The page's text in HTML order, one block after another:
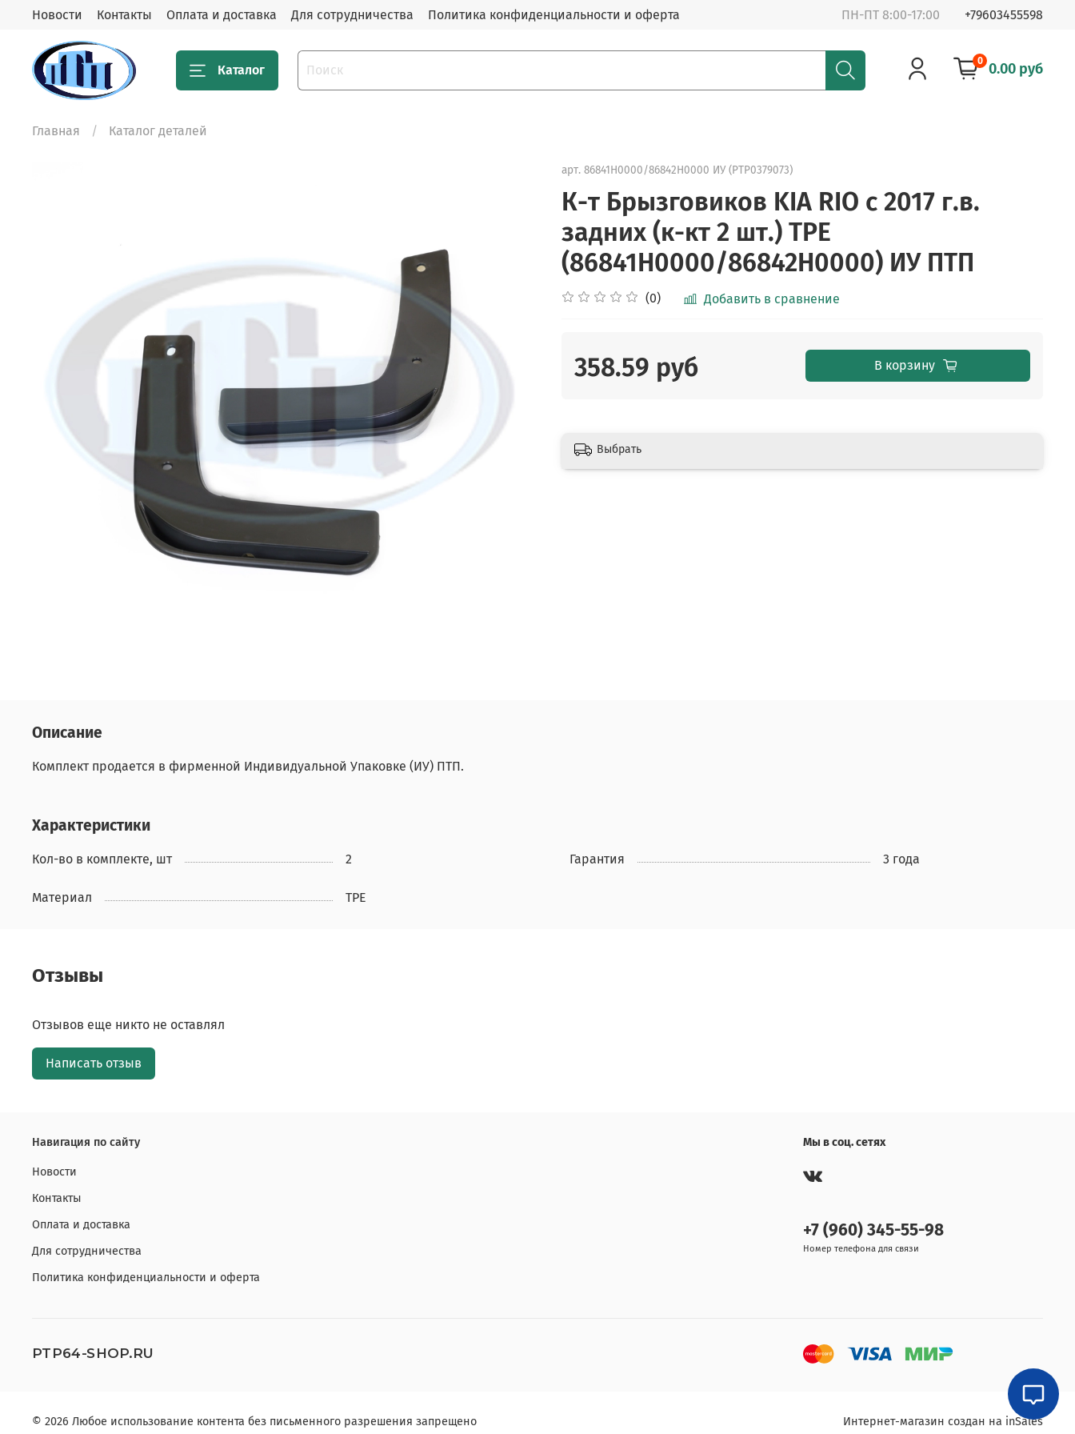
Новости Контакты Оплата и доставка Для сотрудничества Политика конфиденциальности и оферта ПН-ПТ 8:00-17:00 +79603455598
Каталог
0 0.00 руб
Главная Каталог деталей
арт. 86841H0000/86842H0000 ИУ (PTP0379073)
К-т Брызговиков KIA RIO c 2017 г.в.
задних (к-кт 2 шт.) TPE
(86841H0000/86842H0000) ИУ ПТП
(0) Добавить в сравнение
358.59 руб В корзину
Выбрать
Описание
Комплект продается в фирменной Индивидуальной Упаковке (ИУ) ПТП.
Характеристики
Кол-во в комплекте, шт 2 Гарантия 3 года
Материал TPE
Отзывы
Отзывов еще никто не оставлял
Написать отзыв
Навигация по сайту
Новости
Контакты
Оплата и доставка
Для сотрудничества
Политика конфиденциальности и оферта
Мы в соц. сетях
+7 (960) 345-55-98
Номер телефона для связи
PTP64-SHOP.RU
© 2026 Любое использование контента без письменного разрешения запрещено Интернет-магазин создан на inSales